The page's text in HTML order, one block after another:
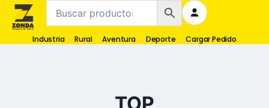
Industria Rural Aventura Deporte Cargar Pedido